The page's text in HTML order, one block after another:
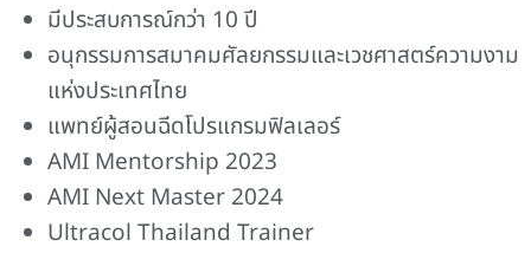
มีประสบการณ์กว่า 10 ปี
อนุกรรมการสมาคมศัลยกรรมและเวชศาสตร์ความงาม
แห่งประเทศไทย
แพทย์ผู้สอนฉีดโปรแกรมฟิลเลอร์
AMI Mentorship 2023
AMI Next Master 2024
Ultracol Thailand Trainer